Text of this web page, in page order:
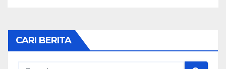
CARI BERITA